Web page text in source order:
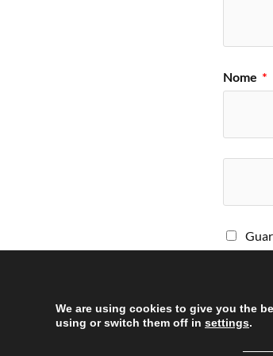
Nome *
We are using cookies to give you the
using or switch them off in settings.